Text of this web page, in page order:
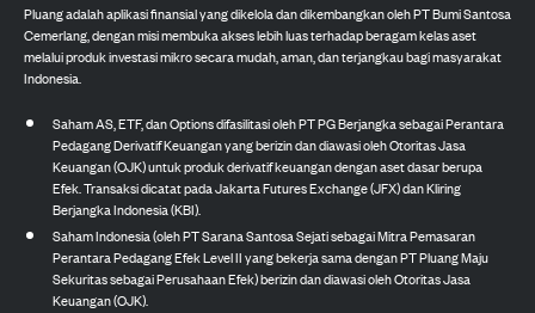
Pluang adalah aplikasi finansial yang dikelola dan dikembangkan oleh PT Bumi Santosa
Cemerlang, dengan misi membuka akses lebih luas terhadap beragam kelas aset
melalui produk investasi mikro secara mudah, aman, dan terjangkau bagi masyarakat
Indonesia.
Saham AS, ETF, dan Options difasilitasi oleh PT PG Berjangka sebagai Perantara
Pedagang Derivatif Keuangan yang berizin dan diawasi oleh Otoritas Jasa
Keuangan (OJK) untuk produk derivatif keuangan dengan aset dasar berupa
Efek. Transaksi dicatat pada Jakarta Futures Exchange (JFX) dan Kliring
Berjangka Indonesia (KBI).
Saham Indonesia (oleh PT Sarana Santosa Sejati sebagai Mitra Pemasaran
Perantara Pedagang Efek Level II yang bekerja sama dengan PT Pluang Maju
Sekuritas sebagai Perusahaan Efek) berizin dan diawasi oleh Otoritas Jasa
Keuangan (OJK).